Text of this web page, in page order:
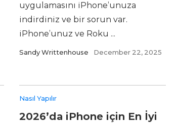
uygulamasını iPhone’unuza
indirdiniz ve bir sorun var.
iPhone’unuz ve Roku ...
Sandy Writtenhouse December 22, 2025
Nasıl Yapılır
2026’da iPhone için En İyi